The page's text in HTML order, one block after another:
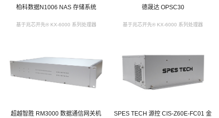
柏科数据N1006 NAS 存储系统
基于兆芯开先® KX-6000 系列处理器
德晟达 OPSC30
基于兆芯开先® KX-6000 系列处理器
超越智胜 RM3000 数据通信网关机
SPES TECH 源控 CIS-Z60E-FC01 金